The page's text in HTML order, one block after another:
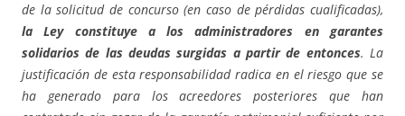
de la solicitud de concurso (en caso de pérdidas cualificadas),
la Ley constituye a los administradores en garantes
solidarios de las deudas surgidas a partir de entonces. La
justificación de esta responsabilidad radica en el riesgo que se
ha generado para los acreedores posteriores que han